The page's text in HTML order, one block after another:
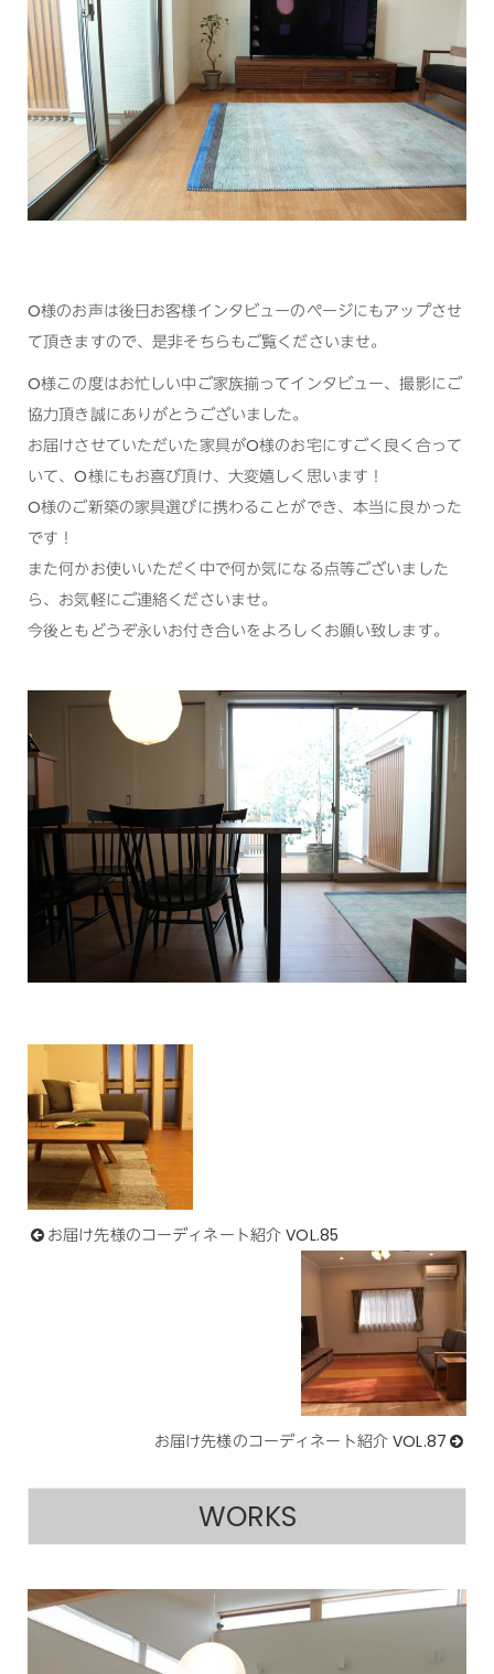
O様のお声は後日お客様インタビューのページにもアップさせ
て頂きますので、是非そちらもご覧くださいませ。
O様この度はお忙しい中ご家族揃ってインタビュー、撮影にご
協力頂き誠にありがとうございました。
お届けさせていただいた家具がO様のお宅にすごく良く合って
いて、O様にもお喜び頂け、大変嬉しく思います！
O様のご新築の家具選びに携わることができ、本当に良かった
です！
また何かお使いいただく中で何か気になる点等ございました
ら、お気軽にご連絡くださいませ。
今後ともどうぞ永いお付き合いをよろしくお願い致します。
お届け先様のコーディネート紹介 VOL.85
お届け先様のコーディネート紹介 VOL.87
WORKS